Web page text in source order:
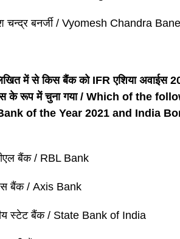
चन्द्र बनर्जी / Vyomesh Chandra
में से किस बैंक को IFR एशिया
के रूप में चुना गया / Which of the
of the Year 2021 and India
बैंक / RBL Bank
बैंक / Axis Bank
स्टेट बैंक / State Bank of India